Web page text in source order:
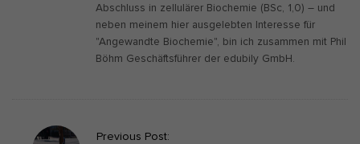
Abschluss in zellulärer Biochemie (BSc, 1,0) – und
neben meinem hier ausgelebten Interesse für
"Angewandte Biochemie", bin ich zusammen mit Phil
Böhm Geschäftsführer der edubily GmbH.
Previous Post: